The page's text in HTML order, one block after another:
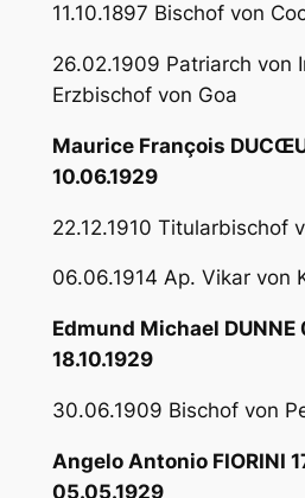
11.10.1897 Bischof von
26.02.1909 Patriarch von
Erzbischof von Goa
Maurice François
10.06.1929
22.12.1910 Titularbischof
06.06.1914 Ap. Vikar von
Edmund Michael DUNNE
18.10.1929
30.06.1909 Bischof von
Angelo Antonio FIORINI
05.05.1929